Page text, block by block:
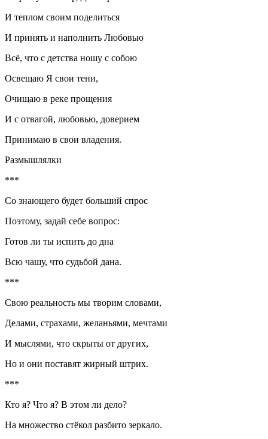
И теплом своим поделиться
И принять и наполнить Любовью
Всё, что с детства ношу с собою
Освещаю Я свои тени,
Очищаю в реке прощения
И с отвагой, любовью, доверием
Принимаю в свои владения.
Размышлялки
***
Со знающего будет больший спрос
Поэтому, задай себе вопрос:
Готов ли ты испить до дна
Всю чашу, что судьбой дана.
***
Свою реальность мы творим словами,
Делами, страхами, желаньями, мечтами
И мыслями, что скрыты от других,
Но и они поставят жирный штрих.
***
Кто я? Что я? В этом ли дело?
На множество стёкол разбито зеркало.